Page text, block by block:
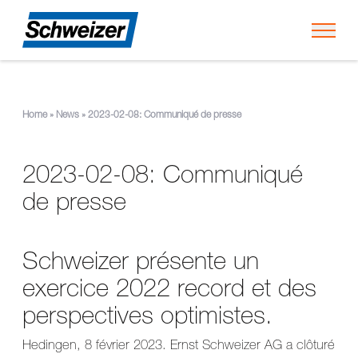
Home» News » 2023-02-08: Communiqué de presse
2023-02-08: Communiqué
de presse
Schweizer présente un
exercice 2022 record et des
perspectives optimistes.
Hedingen, 8 février 2023. Ernst Schweizer AG a clôturé